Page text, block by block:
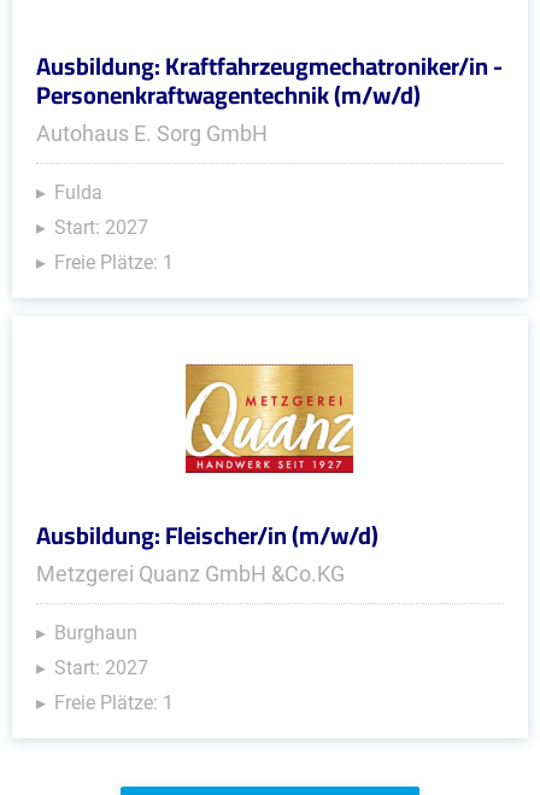
Ausbildung: Kraftfahrzeugmechatroniker/in -
Personenkraftwagentechnik (m/w/d)
Autohaus E. Sorg GmbH
Fulda
Start: 2027
Freie Plätze: 1
Ausbildung: Fleischer/in (m/w/d)
Metzgerei Quanz GmbH &Co.KG
Burghaun
Start: 2027
Freie Plätze: 1